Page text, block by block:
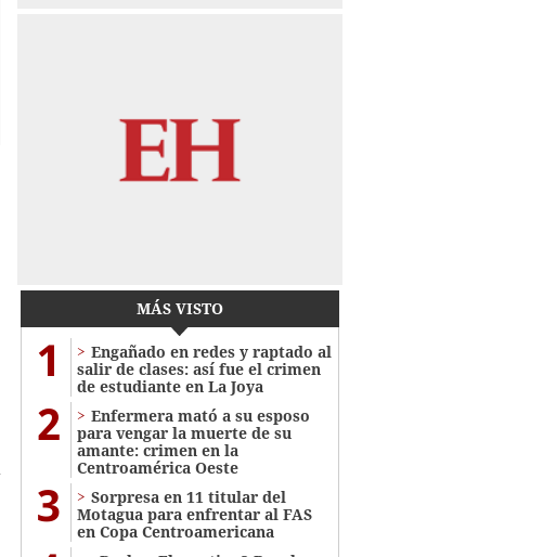
MÁS VISTO
1
Engañado en redes y raptado al
salir de clases: así fue el crimen
de estudiante en La Joya
2
Enfermera mató a su esposo
para vengar la muerte de su
amante: crimen en la
Centroamérica Oeste
3
Sorpresa en 11 titular del
Motagua para enfrentar al FAS
en Copa Centroamericana